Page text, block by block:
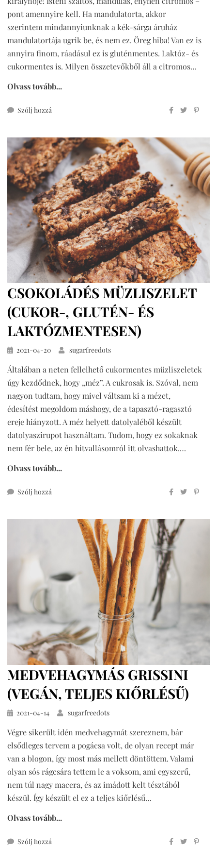
pont amennyire kell. Ha mandulatorta, akkor
szerintem mindannyiunknak a kék-sárga áruház
mandulatortája ugrik be, és nem ez. Öreg hiba! Van ez is
annyira finom, ráadásul ez is gluténmentes. Laktóz- és
cukormentes is. Milyen összetevőkből áll a citromos…
Olvass tovább...
Szólj hozzá
(glutén-,
laktóz-
és
cukormentes)
CSOKOLÁDÉS MÜZLISZELET
(CUKOR-, GLUTÉN- ÉS
LAKTÓZMENTESEN)
Közzétéve
2021-04-20 sugarfreedots
Általában a neten fellelhető cukormentes müzliszeletek
úgy kezdődnek, hogy „méz”. A cukrosak is. Szóval, nem
nagyon tudtam, hogy mivel váltsam ki a mézet,
édesítést megoldom máshogy, de a tapasztó-ragasztó
ereje hiányzott. A méz helyett datolyaléből készült
datolyaszirupot használtam. Tudom, hogy ez sokaknak
nem fér bele, az én hitvallásomról itt olvashattok.…
Olvass tovább...
Szólj hozzá
laktózmentesen)
MEDVEHAGYMÁS GRISSINI
(VEGÁN, TELJES KIŐRLÉSŰ)
Közzétéve
2021-04-14 sugarfreedots
Végre sikerült idén medvehagymát szereznem, bár
elsődleges tervem a pogácsa volt, de olyan recept már
van a blogon, így most más mellett döntöttem. Valami
olyan sós rágcsára tettem le a voksom, ami egyszerű,
nem túl nagy macera, és az imádott kelt tésztából
készül. Így készült el ez a teljes kiőrlésű…
Olvass tovább...
Szólj hozzá